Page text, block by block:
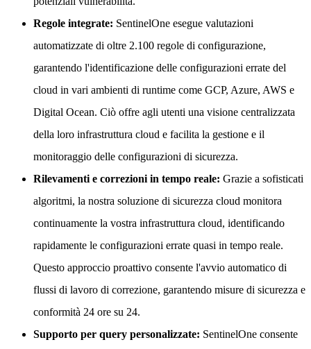
Regole integrate: SentinelOne esegue valutazioni
automatizzate di oltre 2.100 regole di configurazione,
garantendo l'identificazione delle configurazioni errate del
cloud in vari ambienti di runtime come GCP, Azure, AWS e
Digital Ocean. Ciò offre agli utenti una visione centralizzata
della loro infrastruttura cloud e facilita la gestione e il
monitoraggio delle configurazioni di sicurezza.
Rilevamenti e correzioni in tempo reale: Grazie a sofisticati
algoritmi, la nostra soluzione di sicurezza cloud monitora
continuamente la vostra infrastruttura cloud, identificando
rapidamente le configurazioni errate quasi in tempo reale.
Questo approccio proattivo consente l'avvio automatico di
flussi di lavoro di correzione, garantendo misure di sicurezza e
conformità 24 ore su 24.
Supporto per query personalizzate: SentinelOne consente